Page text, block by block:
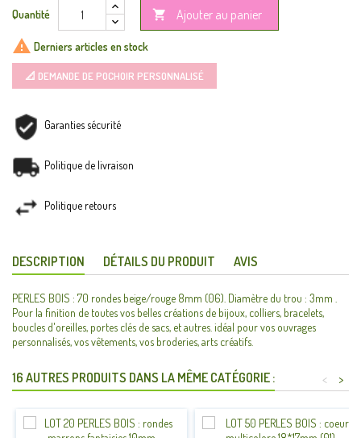
Quantité  Ajouter au panier
 Derniers articles en stock
📐 DEMANDE DE POCHOIR PERSONNALISÉ
Garanties sécurité
Politique de livraison
Politique retours
DESCRIPTION DÉTAILS DU PRODUIT AVIS
PERLES BOIS : 70 rondes beige/rouge 8mm (06). Diamètre du trou : 3mm .
Pour la finition de toutes vos belles créations de bijoux, colliers, bracelets,
boucles d'oreilles, portes clés de sacs, et autres. idéal pour vos ouvrages
personnalisés, vos vêtements, vos broderies, arts créatifs.
16 AUTRES PRODUITS DANS LA MÊME CATÉGORIE : >
<